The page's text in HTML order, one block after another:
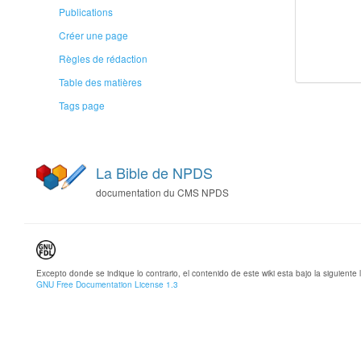
Publications
Créer une page
Règles de rédaction
Table des matières
Tags page
La Bible de NPDS
documentation du CMS NPDS
Excepto donde se indique lo contrario, el contenido de este wiki esta bajo la siguiente
GNU Free Documentation License 1.3